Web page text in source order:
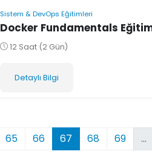
Sistem & DevOps Eğitimleri
Docker Fundamentals
12 Saat (2 Gün)
Detaylı Bilgi
65 66 67 68 69 …